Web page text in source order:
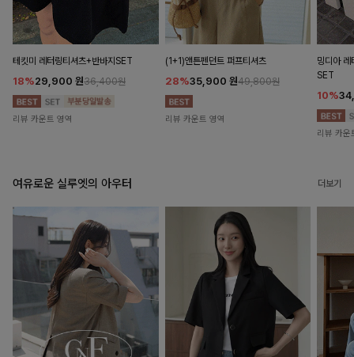
테킷미 레터링티셔츠+반바지SET
18%29,900 원36,400원
리뷰 카운트 영역
(1+1)앤튼펜던트 퍼프티셔츠
28%35,900 원49,800원
리뷰 카운트 영역
밍디아 레
SET
10%
리뷰 카운
여유로운 실루엣의 아우터 더보기